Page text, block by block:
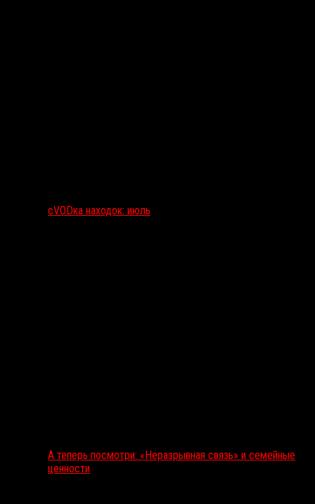
сVODка находок: июль
А теперь посмотри: «Неразрывная связь» и семейные
ценности